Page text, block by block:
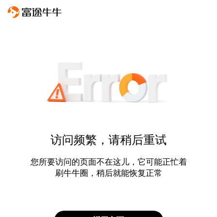
访问频繁，请稍后重试
您所要访问的页面不在这儿，它可能正忙着
刷牛牛圈，稍后就能恢复正常